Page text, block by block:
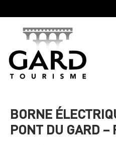
BORNE
PONT DU GARD –